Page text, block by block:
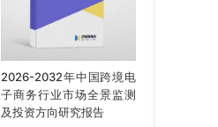
2026-2032年中国跨境电
子商务行业市场全景监测
及投资方向研究报告